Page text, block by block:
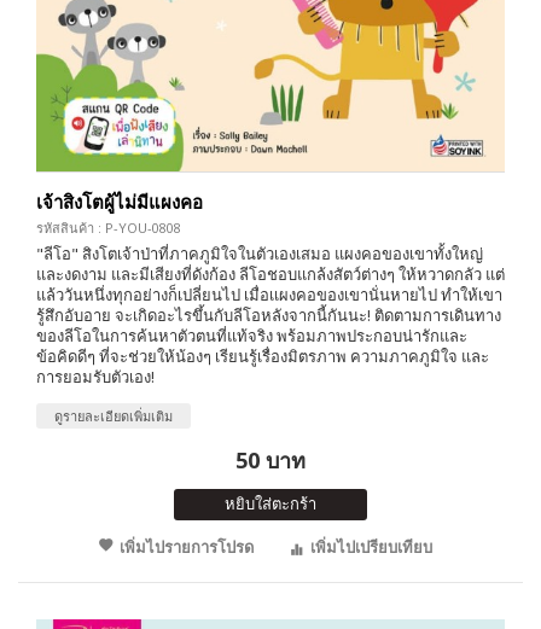
เจ้าสิงโตผู้ไม่มีแผงคอ
รหัสสินค้า : P-YOU-0808
"ลีโอ" สิงโตเจ้าป่าที่ภาคภูมิใจในตัวเองเสมอ แผงคอของเขาทั้งใหญ่
และงดงาม และมีเสียงที่ดังก้อง ลีโอชอบแกล้งสัตว์ต่างๆ ให้หวาดกลัว แต่
แล้ววันหนึ่งทุกอย่างก็เปลี่ยนไป เมื่อเเผงคอของเขานั่นหายไป ทำให้เขา
รู้สึกอับอาย จะเกิดอะไรขึ้นกับลีโอหลังจากนี้กันนะ! ติดตามการเดินทาง
ของลีโอในการค้นหาตัวตนที่แท้จริง พร้อมภาพประกอบน่ารักและ
ข้อคิดดีๆ ที่จะช่วยให้น้องๆ เรียนรู้เรื่องมิตรภาพ ความภาคภูมิใจ และ
การยอมรับตัวเอง!
ดูรายละเอียดเพิ่มเติม
50 บาท
หยิบใส่ตะกร้า
เพิ่มไปรายการโปรด
เพิ่มไปเปรียบเทียบ